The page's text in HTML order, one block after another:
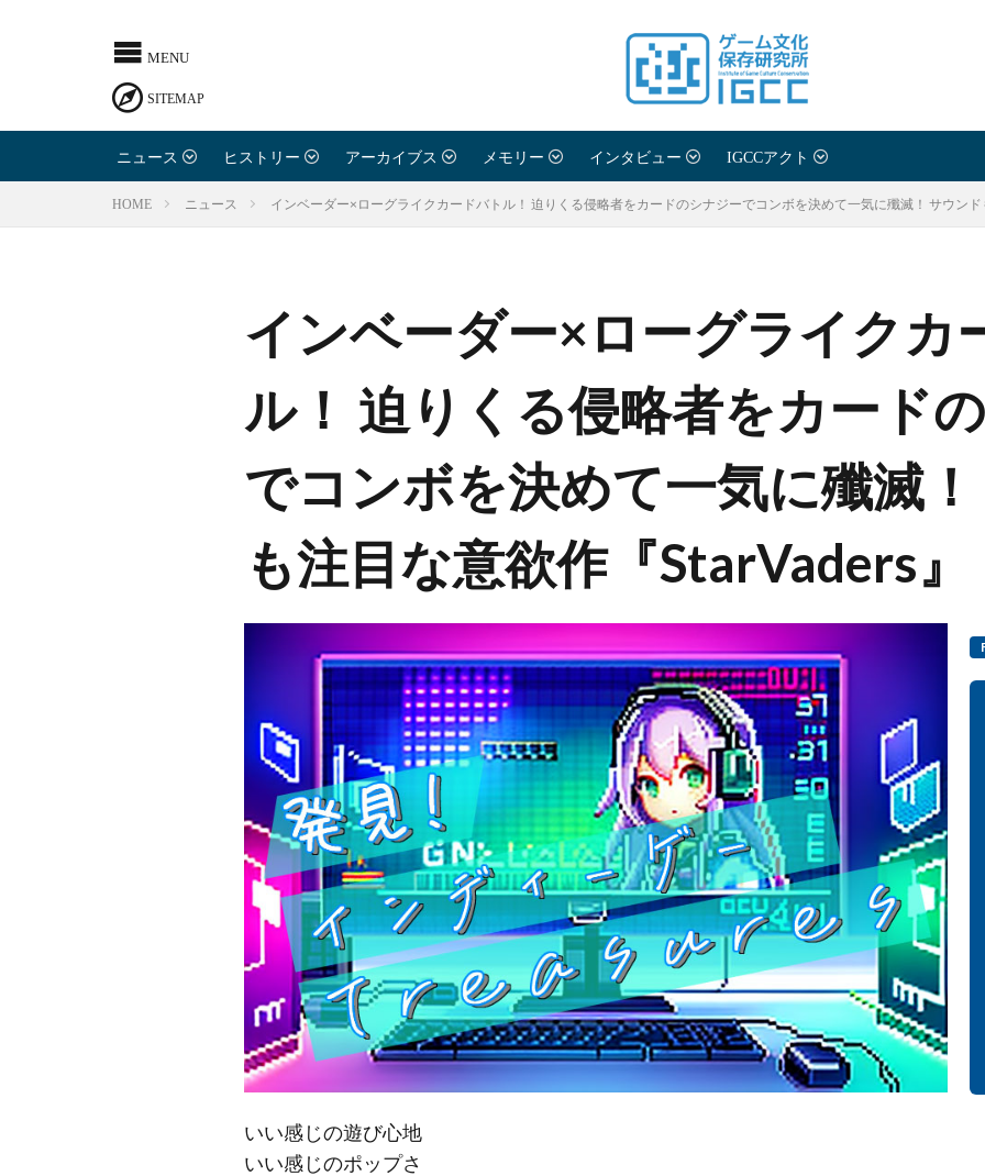
ニュース ヒストリー アーカイブス メモリー インタビュー IGCCアクト
HOME ニュース インベーダー×ローグライクカードバトル！ 迫りくる侵略者をカードのシナジーでコンボを決めて一気に殲滅！ サウンド
インベーダー×ローグライクカ
ル！ 迫りくる侵略者をカード
でコンボを決めて一気に殲滅
も注目な意欲作『StarVaders』
いい感じの遊び心地
いい感じのポップさ